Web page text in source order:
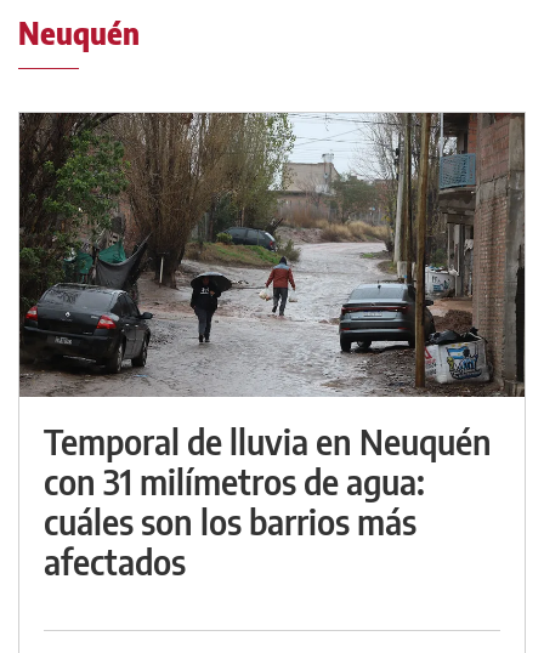
Neuquén
Temporal de lluvia en Neuquén
con 31 milímetros de agua:
cuáles son los barrios más
afectados